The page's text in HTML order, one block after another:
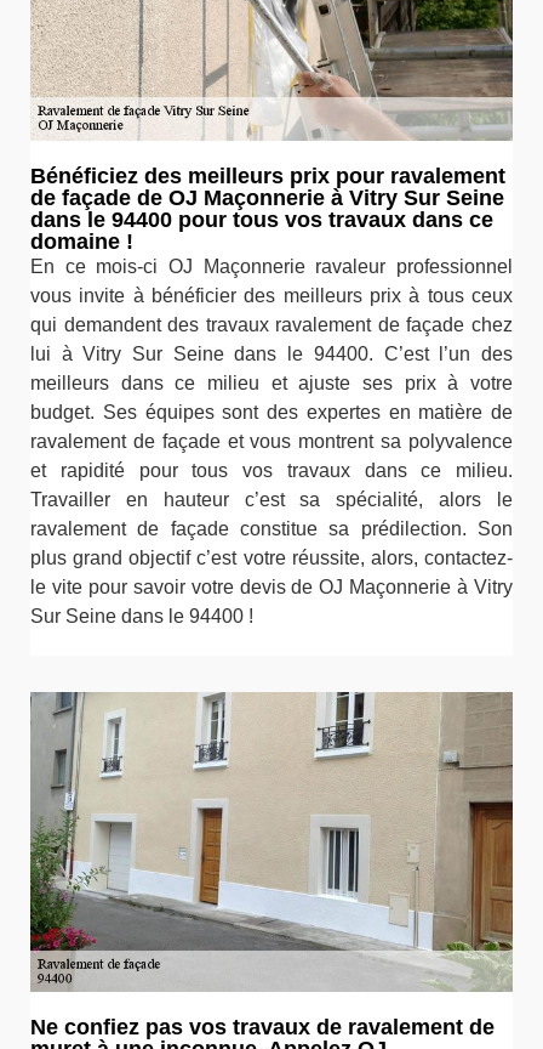
Bénéficiez des meilleurs prix pour ravalement
de façade de OJ Maçonnerie à Vitry Sur Seine
dans le 94400 pour tous vos travaux dans ce
domaine !
En ce mois-ci OJ Maçonnerie ravaleur professionnel
vous invite à bénéficier des meilleurs prix à tous ceux
qui demandent des travaux ravalement de façade chez
lui à Vitry Sur Seine dans le 94400. C’est l’un des
meilleurs dans ce milieu et ajuste ses prix à votre
budget. Ses équipes sont des expertes en matière de
ravalement de façade et vous montrent sa polyvalence
et rapidité pour tous vos travaux dans ce milieu.
Travailler en hauteur c’est sa spécialité, alors le
ravalement de façade constitue sa prédilection. Son
plus grand objectif c’est votre réussite, alors, contactez-
le vite pour savoir votre devis de OJ Maçonnerie à Vitry
Sur Seine dans le 94400 !
Ne confiez pas vos travaux de ravalement de